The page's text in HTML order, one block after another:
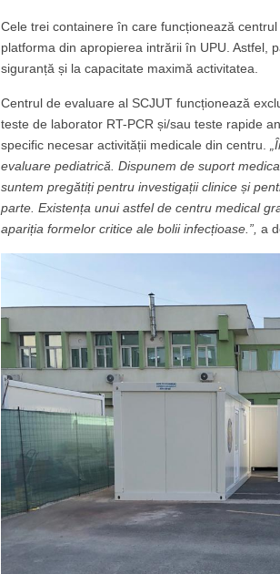
Cele trei containere în care funcționează
platforma din apropierea intrării în UPU. Astfel,
siguranță și la capacitate maximă activitatea.
Centrul de evaluare al SCJUT funcționează
teste de laborator RT-PCR și/sau teste rapide
specific necesar activității medicale din centru.
evaluare pediatrică. Dispunem de suport
suntem pregătiți pentru investigații clinice și
parte. Existența unui astfel de centru medical
apariția formelor critice ale bolii infecțioase.”, a